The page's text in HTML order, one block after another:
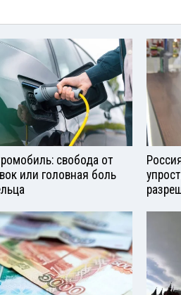
свобода от
или головная боль